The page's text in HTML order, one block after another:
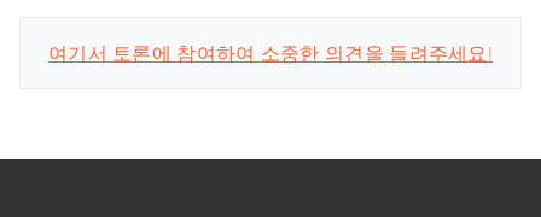
여기서 토론에 참여하여 소중한 의견을 들려주세요!